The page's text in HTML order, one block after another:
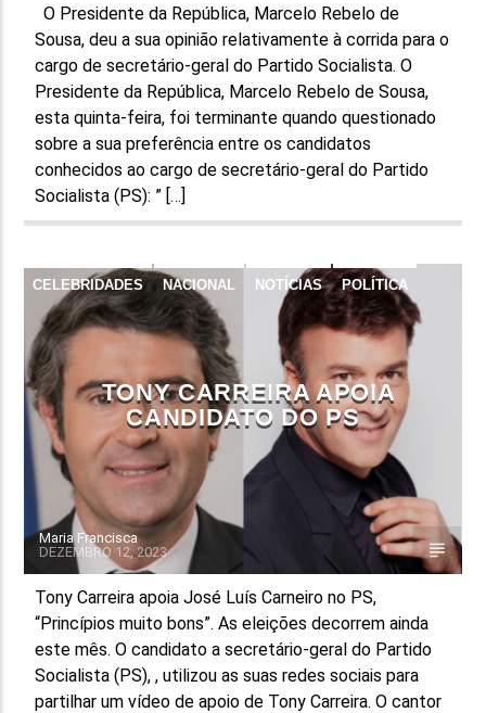
O Presidente da República, Marcelo Rebelo de
Sousa, deu a sua opinião relativamente à corrida para o
cargo de secretário-geral do Partido Socialista. O
Presidente da República, Marcelo Rebelo de Sousa,
esta quinta-feira, foi terminante quando questionado
sobre a sua preferência entre os candidatos
conhecidos ao cargo de secretário-geral do Partido
Socialista (PS): ” […]
CELEBRIDADES NACIONAL NOTÍCIAS POLÍTICA
TONY CARREIRA APOIA
CANDIDATO DO PS
Maria Francisca
DEZEMBRO 12, 2023
Tony Carreira apoia José Luís Carneiro no PS,
“Princípios muito bons”. As eleições decorrem ainda
este mês. O candidato a secretário-geral do Partido
Socialista (PS), , utilizou as suas redes sociais para
partilhar um vídeo de apoio de Tony Carreira. O cantor